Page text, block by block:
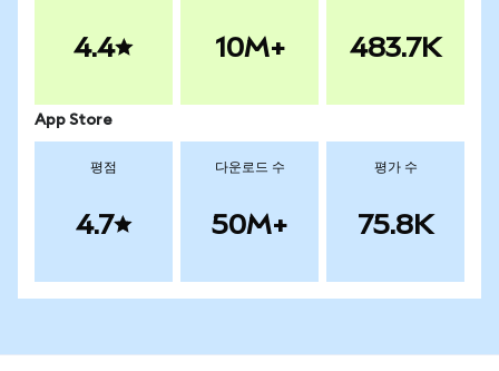
4.4 10M+ 483.7K
App Store
평점
4.7
다운로드 수
50M+
평가 수
75.8K